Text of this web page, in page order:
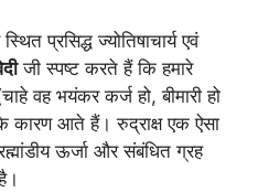
प्रसिद्ध ज्योतिषाचार्य एवं
जी स्पष्ट करते हैं कि हमारे
वह भयंकर कर्ज हो, बीमारी हो
कारण आते हैं। रुद्राक्ष एक ऐसा
ऊर्जा और संबंधित ग्रह